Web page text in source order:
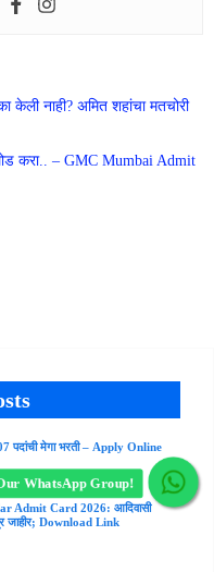
नाही? अमित शहांचा मतचोरी
करा.. – GMC Mumbai Admit
मेगा भरती – Apply Online
Admit Card 2026: आदिवासी
जाहीर; Download Link
Group!